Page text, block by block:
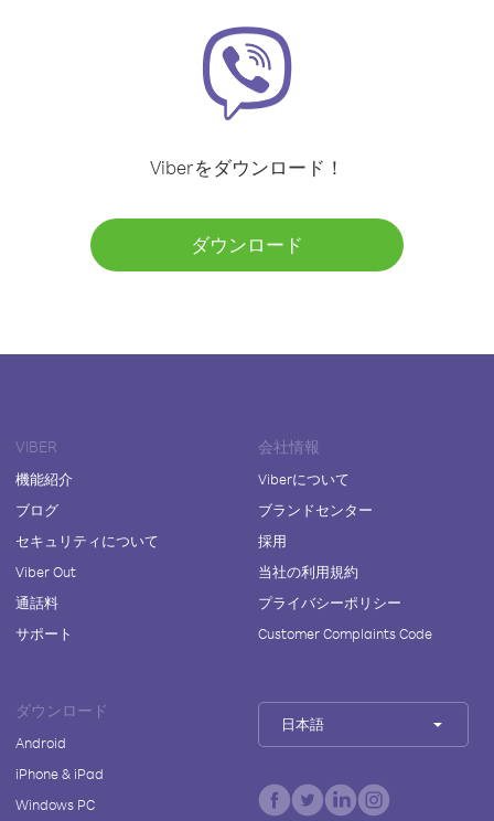
Viberをダウンロード！
ダウンロード
VIBER
機能紹介
ブログ
セキュリティについて
Viber Out
通話料
サポート
会社情報
Viberについて
ブランドセンター
採用
当社の利用規約
プライバシーポリシー
Customer Complaints Code
ダウンロード
Android
iPhone & iPad
Windows PC
日本語